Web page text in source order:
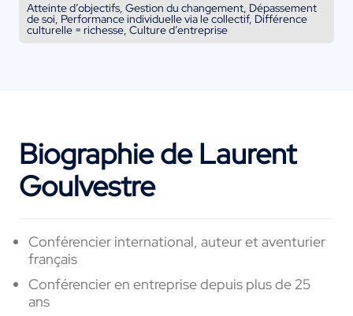
Atteinte d’objectifs, Gestion du changement, Dépassement
de soi, Performance individuelle via le collectif, Différence
culturelle = richesse, Culture d’entreprise
Biographie de Laurent
Goulvestre
Conférencier international, auteur et aventurier
français
Conférencier en entreprise depuis plus de 25
ans